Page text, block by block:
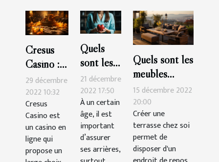
Cresus
Casino :
les
astuces
pour
gagner
facilement
29 décembre
2022 10:32
Cresus
Casino est
un casino en
ligne qui
propose un
Quels
sont les
critères
de choix
d’une
assurance
santé ?
21 décembre
2022 17:50
À un certain
âge, il est
important
d’assurer
ses arrières,
Quels sont les
meubles
indispensables
pour une
terrasse?
15 décembre 2022
20:00
Créer une
terrasse chez soi
permet de
disposer d'un